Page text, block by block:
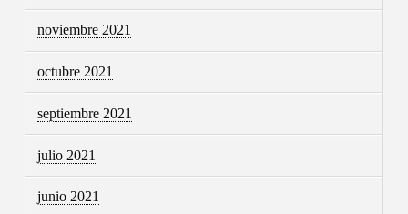
noviembre 2021
octubre 2021
septiembre 2021
julio 2021
junio 2021